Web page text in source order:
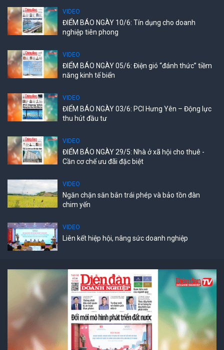
VIDEO
ĐIỂM BÁO NGÀY 10/6: Tín dụng cho doanh
nghiệp tiên phong
VIDEO
ĐIỂM BÁO NGÀY 05/6: Điện gió “đánh thức” tiềm
năng kinh tế biển
VIDEO
ĐIỂM BÁO NGÀY 03/6: PCI Hưng Yên – Động lực
thu hút đầu tư
VIDEO
ĐIỂM BÁO NGÀY 29/5: Nhà ở xã hội cho thuê -
Cần cơ chế ưu đãi đặc biệt
VIDEO
Ngăn chặn săn bắn trái phép và bảo tồn đàn
chim yến
VIDEO
Liên kết hiệp hội, nâng sức doanh nghiệp